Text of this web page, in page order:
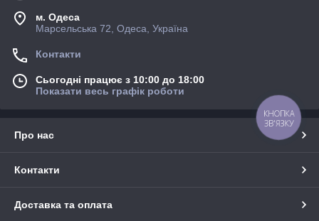
м. Одеса
Марсельська 72, Одеса, Україна
Контакти
Сьогодні працює з 10:00 до 18:00
Показати весь графік роботи
Про нас
Контакти
Доставка та оплата
КНОПКА
ЗВ'ЯЗКУ